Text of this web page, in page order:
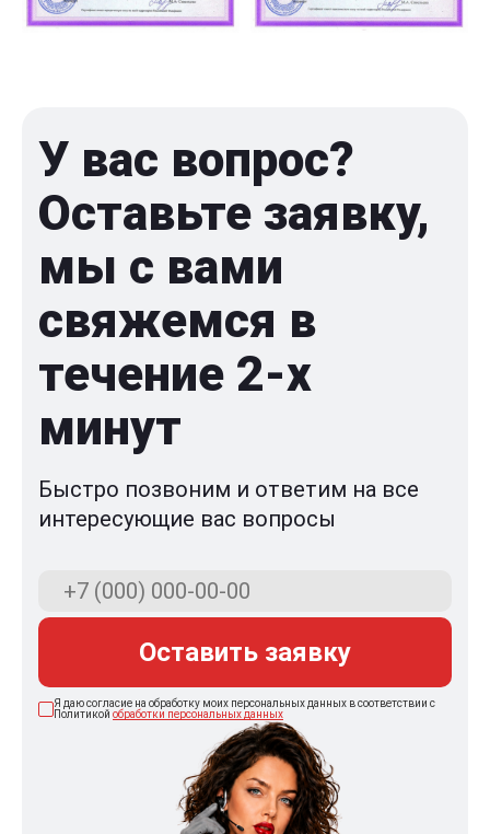
У вас вопрос?
Оставьте заявку,
мы с вами
свяжемся в
течение 2-x
минут
Быстро позвоним и ответим на все
интересующие вас вопросы
Оставить заявку
Я даю согласие на обработку моих персональных данных в соответствии с
Политикой обработки персональных данных